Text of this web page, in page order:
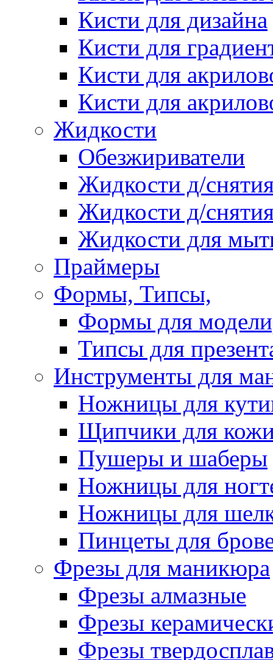
Кисти для дизайна
Кисти для
Кисти для
Кисти для
Жидкости
Обезжириватели
Жидкости д/
Жидкости д/
Жидкости для
Праймеры
Формы, Типсы,
Формы для
Типсы для
Инструменты для
Ножницы для
Щипчики для
Пушеры и шаберы
Ножницы для
Ножницы для
Пинцеты для
Фрезы для маникюра
Фрезы алмазные
Фрезы
Фрезы